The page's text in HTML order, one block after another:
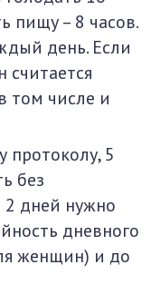
пищу – 8 часов.
день. Если
считается
том числе и
протоколу, 5
без
2 дней нужно
дневного
женщин) и до